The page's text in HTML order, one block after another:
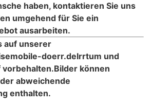
haben, kontaktieren Sie uns
umgehend für Sie ein
ausarbeiten.
auf unserer
doerr.deIrrtum und
Bilder können
abweichende
enthalten.